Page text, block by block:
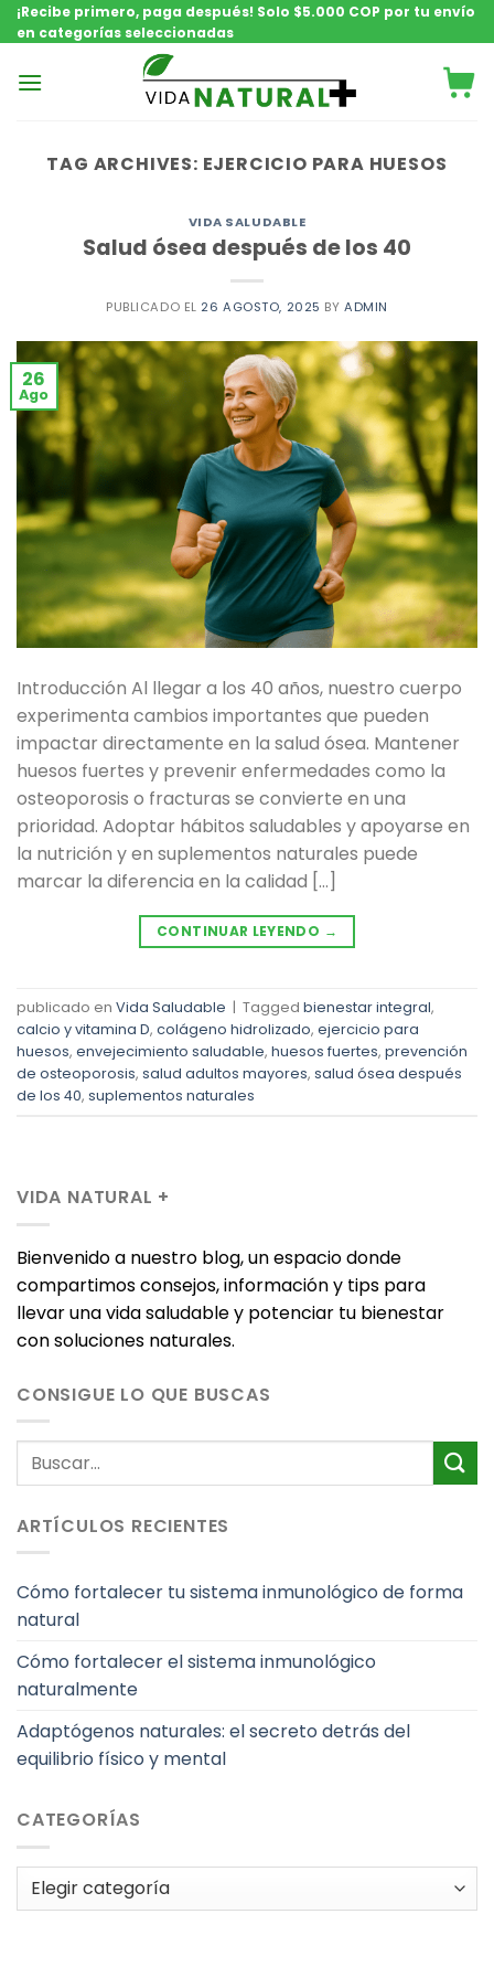
Saltar
contenido
¡Recibe primero, paga después! Solo $5.000 COP por tu envío
en categorías seleccionadas
TAG ARCHIVES: EJERCICIO PARA HUESOS
VIDA SALUDABLE
Salud ósea después de los 40
PUBLICADO EL 26 AGOSTO, 2025 BYADMIN
26
Ago
Introducción Al llegar a los 40 años, nuestro cuerpo
experimenta cambios importantes que pueden
impactar directamente en la salud ósea. Mantener
huesos fuertes y prevenir enfermedades como la
osteoporosis o fracturas se convierte en una
prioridad. Adoptar hábitos saludables y apoyarse en
la nutrición y en suplementos naturales puede
marcar la diferencia en la calidad […]
CONTINUAR LEYENDO →
publicado en Vida Saludable | Tagged bienestar integral,
calcio y vitamina D, colágeno hidrolizado, ejercicio para
huesos, envejecimiento saludable, huesos fuertes, prevención
de osteoporosis, salud adultos mayores, salud ósea después
de los 40, suplementos naturales
VIDA NATURAL +
Bienvenido a nuestro blog, un espacio donde
compartimos consejos, información y tips para
llevar una vida saludable y potenciar tu bienestar
con soluciones naturales.
CONSIGUE LO QUE BUSCAS
ARTÍCULOS RECIENTES
Cómo fortalecer tu sistema inmunológico de forma
natural
Cómo fortalecer el sistema inmunológico
naturalmente
Adaptógenos naturales: el secreto detrás del
equilibrio físico y mental
CATEGORÍAS
Categorías